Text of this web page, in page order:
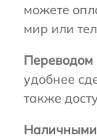
можете
мир или
Переводом
удобнее
также